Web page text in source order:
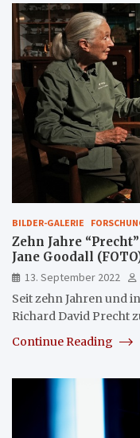
BILDER-GALERIE
Zehn Jahre
Jane Goodall
13. September 2022
Seit zehn Jahren und
Richard David Precht
Continue Reading